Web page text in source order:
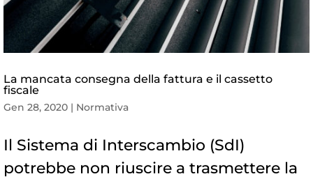
La mancata consegna della fattura e il cassetto
fiscale
Gen 28, 2020 | Normativa
Il Sistema di Interscambio (SdI)
potrebbe non riuscire a trasmettere la